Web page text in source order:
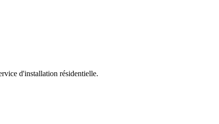
d'installation résidentielle.